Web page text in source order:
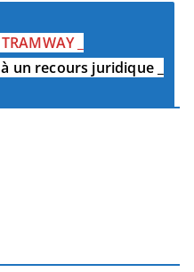
_
un recours juridique_